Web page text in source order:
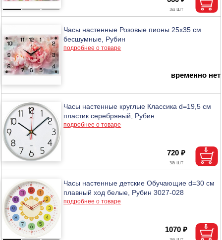
Часы настенные Розовые пионы 25х35 см
бесшумные, Рубин
подробнее о товаре
временно нет
Часы настенные круглые Классика d=19,5 см
пластик серебряный, Рубин
подробнее о товаре
720 ₽
Часы настенные детские Обучающие d=30 см
плавный ход белые, Рубин 3027-028
подробнее о товаре
1070 ₽